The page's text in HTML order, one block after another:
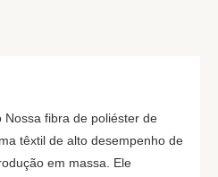
fibra de poliéster de
têxtil de alto desempenho de
em massa. Ele